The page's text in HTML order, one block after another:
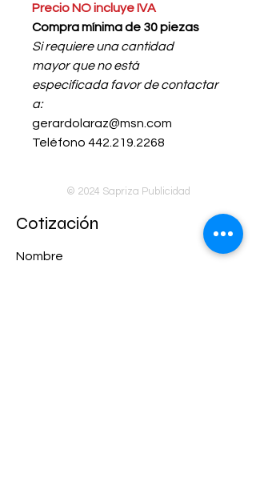
Precio NO incluye IVA
Compra mínima de 30 piezas
Si requiere una cantidad
mayor que no está
especificada favor de contactar
a:
gerardolaraz@msn.com
Teléfono 442.219.2268
© 2024 Sapriza Publicidad
Cotización
Nombre